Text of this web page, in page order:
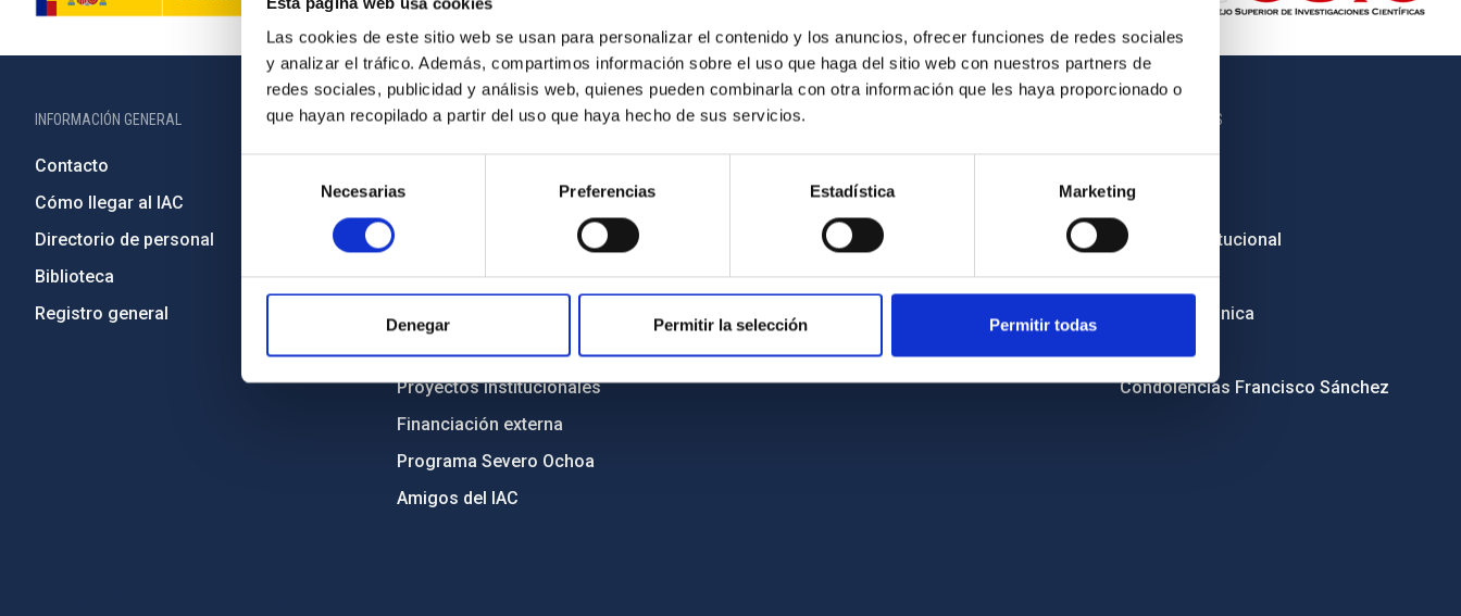
Las cookies de este sitio web se usan para personalizar el contenido y los anuncios, ofrecer funciones de redes sociales
y analizar el tráfico. Además, compartimos información sobre el uso que haga del sitio web con nuestros partners de
redes sociales, publicidad y análisis web, quienes pueden combinarla con otra información que les haya proporcionado o
que hayan recopilado a partir del uso que haya hecho de sus servicios.
consentimiento
Necesarias Preferencias Estadística Marketing
Denegar Permitir la selección Permitir todas
INFORMACIÓN GENERAL
Contacto
Cómo llegar al IAC
Directorio de personal
Biblioteca
Registro general
INFORMACIÓN INSTITUCIONAL
Transparencia
Código ético y política antifraude
Igualdad y diversidad de género
Medio Ambiente y Sostenibilidad
Proyectos institucionales
Financiación externa
Programa Severo Ochoa
Amigos del IAC
PORTAL DEL IAC
Políticas de privacidad
Aviso legal
Política de cookies
Accesibilidad
OTROS ENLACES
Licitaciones
Imagen institucional
RSS
Sede electrónica
Canal ético
Condolencias Francisco Sánchez